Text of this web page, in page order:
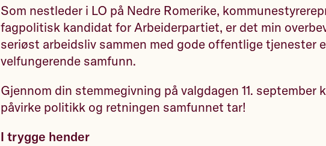
Som nestleder i LO på Nedre Romerike,
fagpolitisk kandidat for Arbeiderpartiet, er det min
seriøst arbeidsliv sammen med gode offentlige tjenester
velfungerende samfunn.
Gjennom din stemmegivning på valgdagen 11. september
påvirke politikk og retningen samfunnet tar!
I trygge hender